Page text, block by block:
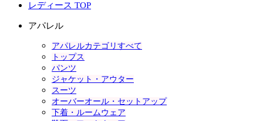
レディース TOP
アパレル
アパレルカテゴリすべて
トップス
パンツ
ジャケット・アウター
スーツ
オーバーオール・セットアップ
下着・ルームウェア